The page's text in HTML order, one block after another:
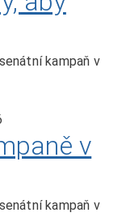
kampaň v
v
kampaň v